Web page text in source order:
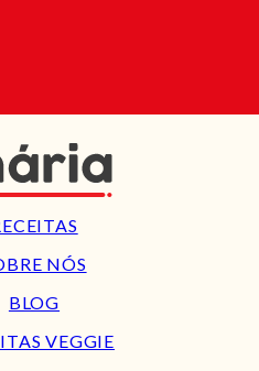
NÓS
BLOG
VEGGIE